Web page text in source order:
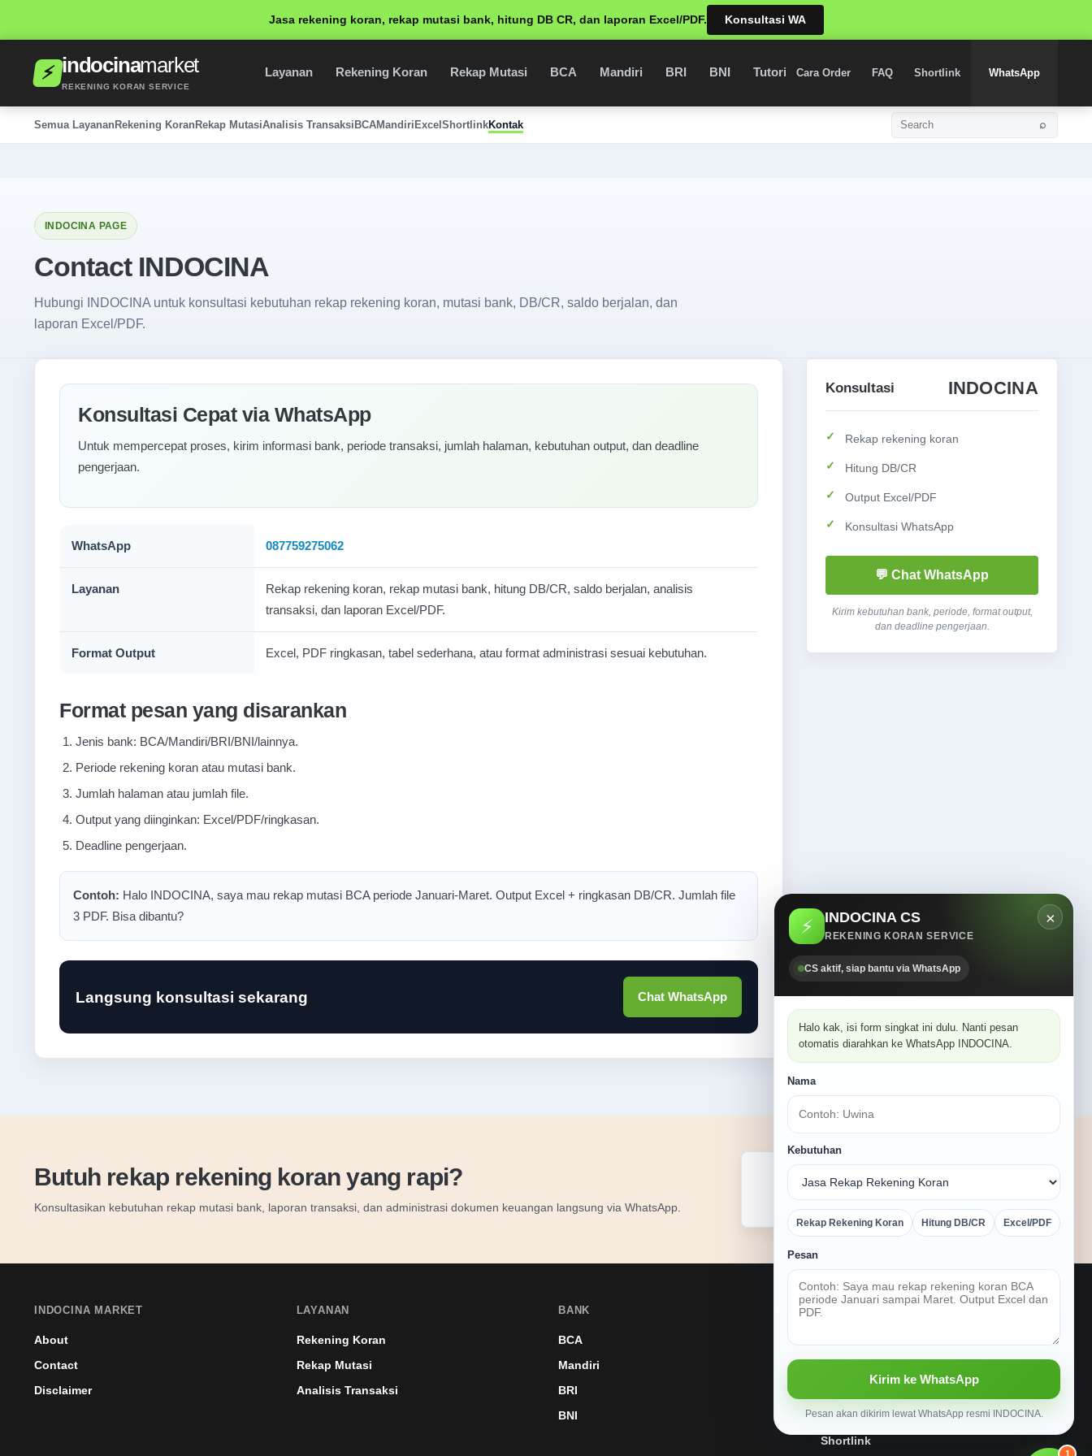
Jasa rekening koran, rekap mutasi bank, hitung DB CR, dan laporan Excel/PDF. Konsultasi WA
⚡ indocinamarket
REKENING KORAN SERVICE
Layanan Rekening Koran Rekap Mutasi BCA Mandiri BRI BNI Tutorial Shortlink
Cara Order FAQ Shortlink WhatsApp
Semua LayananRekening KoranRekap MutasiAnalisis TransaksiBCAMandiriExcelShortlinkKontak
Search
⌕
INDOCINA PAGE
Contact INDOCINA
Hubungi INDOCINA untuk konsultasi kebutuhan rekap rekening koran, mutasi bank, DB/CR, saldo berjalan, dan
laporan Excel/PDF.
Konsultasi Cepat via WhatsApp
Untuk mempercepat proses, kirim informasi bank, periode transaksi, jumlah halaman, kebutuhan output, dan deadline
pengerjaan.
WhatsApp 087759275062
Layanan
Rekap rekening koran, rekap mutasi bank, hitung DB/CR, saldo berjalan, analisis
transaksi, dan laporan Excel/PDF.
Format Output Excel, PDF ringkasan, tabel sederhana, atau format administrasi sesuai kebutuhan.
Format pesan yang disarankan
Jenis bank: BCA/Mandiri/BRI/BNI/lainnya.
Periode rekening koran atau mutasi bank.
Jumlah halaman atau jumlah file.
Output yang diinginkan: Excel/PDF/ringkasan.
Deadline pengerjaan.
Contoh: Halo INDOCINA, saya mau rekap mutasi BCA periode Januari-Maret. Output Excel + ringkasan DB/CR. Jumlah file
3 PDF. Bisa dibantu?
Langsung konsultasi sekarang Chat WhatsApp
Konsultasi INDOCINA
Rekap rekening koran
Hitung DB/CR
Output Excel/PDF
Konsultasi WhatsApp
💬 Chat WhatsApp
Kirim kebutuhan bank, periode, format output,
dan deadline pengerjaan.
Butuh rekap rekening koran yang rapi?
Konsultasikan kebutuhan rekap mutasi bank, laporan transaksi, dan administrasi dokumen keuangan langsung via WhatsApp.
BCA Mandiri
INDOCINA MARKET
About
Contact
Disclaimer
LAYANAN
Rekening Koran
Rekap Mutasi
Analisis Transaksi
BANK
BCA
Mandiri
BRI
BNI
HELP
Terms
Shortlink
×
⚡ INDOCINA CS
REKENING KORAN SERVICE
CS aktif, siap bantu via WhatsApp
Halo kak, isi form singkat ini dulu. Nanti pesan
otomatis diarahkan ke WhatsApp INDOCINA.
Nama
Kebutuhan
Rekap Rekening Koran Hitung DB/CR Excel/PDF
Pesan
Kirim ke WhatsApp
Pesan akan dikirim lewat WhatsApp resmi INDOCINA.
1